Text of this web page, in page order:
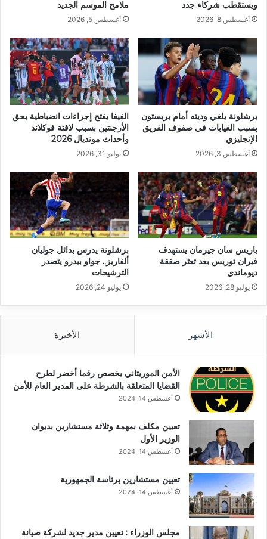
ويستقطب شركاء جدد
أغسطس 8, 2026
ملامح الموسم الجديد
أغسطس 5, 2026
برشلونة يلغي وديته أمام بريستون
بسبب الغيابات في صفوف الفريق
الإنجليزي
أغسطس 3, 2026
الفيفا يفتح إجراءات انضباطية بحق
الأرجنتين بسبب لافتة فوكلاند
وأحداث مونديال 2026
يوليو 31, 2026
باريس سان جيرمان يستهدف
فيران توريس بعد تعثر صفقة
ديوماندي
يوليو 28, 2026
برشلونة يدرس بدائل جوليان
ألفاريز.. جواو بيدرو يتصدر
الترشيحات
يوليو 24, 2026
الأشهر الأخيرة
الأمن الموريتاني يخصص رقما أخضر لطرح
القضايا المتعلقة بالشرطة على المدير العام للأمن
أغسطس 14, 2024
تعيين مكلف بمهمة وثلاثة مستشارين بديوان
الوزير الأول
أغسطس 14, 2024
تعيين مستشارين برئاسة الجمهورية
أغسطس 14, 2024
مجلس الوزراء : تعيين مدير جديد لشركة صيانة